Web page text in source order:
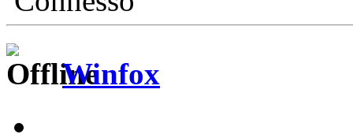
Winfox